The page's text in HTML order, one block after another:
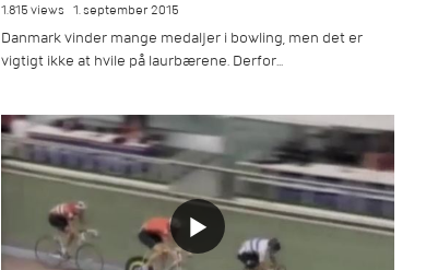
1.815 views 1. september 2015
Danmark vinder mange medaljer i bowling, men det er
vigtigt ikke at hvile på laurbærene. Derfor...